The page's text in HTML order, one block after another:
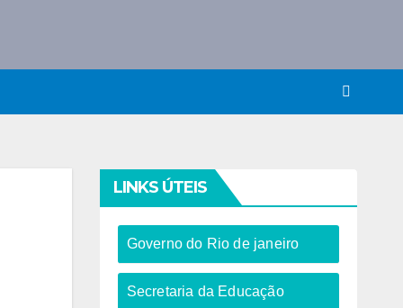
LINKS ÚTEIS
Governo do Rio de janeiro​
Secretaria da Educação​